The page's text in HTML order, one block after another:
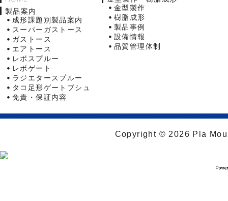
製品案内
成形課題別製品案内
スーパーガストース
ガストース
エアトース
レボスプルー
レボゲート
ラジエタースプルー
タコ足形ゲートブシュ
免責・保証内容
金型製作
樹脂成形
製品事例
設備情報
品質管理体制
Copyright © 2026 Pla